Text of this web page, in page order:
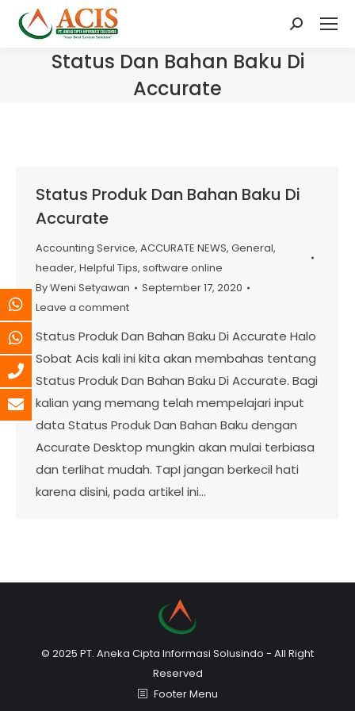
Search:
Status Dan Bahan Baku Di
Accurate
Status Produk Dan Bahan Baku Di
Accurate
Accounting Service, ACCURATE NEWS, General,
header, Helpful Tips, software online
ByWeni Setyawan
September 17, 2020
Leave a comment
Status Produk Dan Bahan Baku Di Accurate Halo
Sobat Acis kali ini kita akan membahas tentang
Status Produk Dan Bahan Baku Di Accurate. Bagi
kalian yang memang telah mempelajari input
data Status Produk Dan Bahan Baku dengan
Accurate Desktop mungkin akan mulai terbiasa
dan terlihat mudah. TapI jangan berkecil hati
karena disini, pada artikel ini…
© 2025 PT. Aneka Cipta Informasi Solusindo - All Right
Reserved
Footer Menu